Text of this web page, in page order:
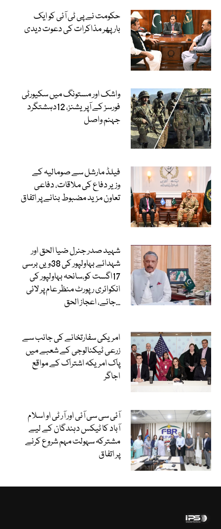
حکومت نے پی ٹی آئی کو ایک
بارپھر مذاکرات کی دعوت دیدی
واشک اور مستونگ میں سکیورٹی
فورسز کے آپریشنز، 12دہشتگرد
جہنم واصل
فیلڈ مارشل سے صومالیہ کے
وزیر دفاع کی ملاقات، دفاعی
تعاون مزید مضبوط بنانے پر اتفاق
شہید صدر جنرل ضیا الحق اور
شہدائے بہاولپور کی 38ویں برسی
17اگست کو،سانحہ بہاولپور کی
انکوائری رپورٹ منظر عام پر لائی
جائے، اعجاز الحق...
امریکی سفارتخانے کی جانب سے
زرعی ٹیکنالوجی کے شعبے میں
پاک امریکہ اشتراک کے مواقع
اجاگر
آئی سی سی آئی اور آر ٹی او اسلام
آباد کا ٹیکس دہندگان کے لیے
مشترکہ سہولت مہم شروع کرنے
پر اتفاق